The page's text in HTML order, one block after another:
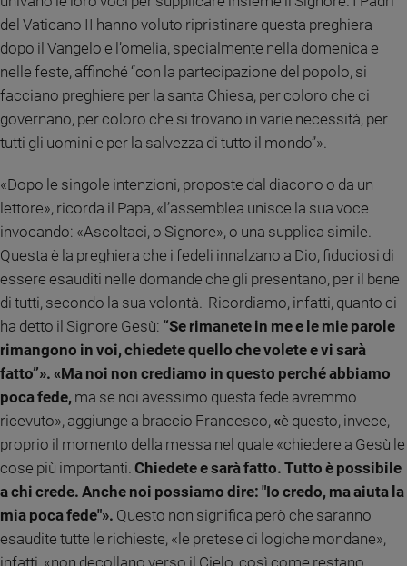
educazione
Genitori
e
giovani
Adolescenza
Bioetica
Riflessioni
Foto
Video
Podcast
Privacy
del Vaticano II hanno voluto ripristinare questa preghiera
dopo il Vangelo e l’omelia, specialmente nella domenica e
nelle feste, affinché “con la partecipazione del popolo, si
facciano preghiere per la santa Chiesa, per coloro che ci
governano, per coloro che si trovano in varie necessità, per
tutti gli uomini e per la salvezza di tutto il mondo”».
«Dopo le singole intenzioni, proposte dal diacono o da un
lettore», ricorda il Papa, «l’assemblea unisce la sua voce
invocando: «Ascoltaci, o Signore», o una supplica simile.
Questa è la preghiera che i fedeli innalzano a Dio, fiduciosi di
essere esauditi nelle domande che gli presentano, per il bene
di tutti, secondo la sua volontà. Ricordiamo, infatti, quanto ci
ha detto il Signore Gesù: “Se rimanete in me e le mie parole
rimangono in voi, chiedete quello che volete e vi sarà
fatto”». «Ma noi non crediamo in questo perché abbiamo
poca fede, ma se noi avessimo questa fede avremmo
ricevuto», aggiunge a braccio Francesco,«è questo, invece,
proprio il momento della messa nel quale «chiedere a Gesù le
cose più importanti. Chiedete e sarà fatto. Tutto è possibile
a chi crede. Anche noi possiamo dire: "Io credo, ma aiuta la
mia poca fede"». Questo non significa però che saranno
esaudite tutte le richieste, «le pretese di logiche mondane»,